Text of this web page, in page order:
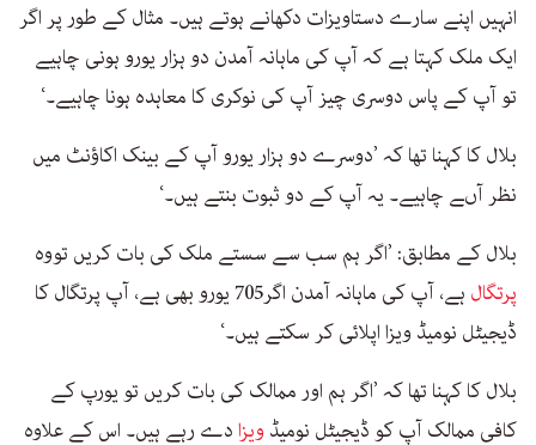
انہیں اپنے سارے دستاویزات دکھانے ہوتے ہیں۔ مثال کے طور پر اگر
ایک ملک کہتا ہے کہ آپ کی ماہانہ آمدن دو ہزار یورو ہونی چاہیے
تو آپ کے پاس دوسری چیز آپ کی نوکری کا معاہدہ ہونا چاہیے۔‘
بلال کا کہنا تھا کہ ’دوسرے دو ہزار یورو آپ کے بینک اکاؤنٹ میں
نظر آںے چاہیے۔ یہ آپ کے دو ثبوت بنتے ہیں۔‘
بلال کے مطابق: ’اگر ہم سب سے سستے ملک کی بات کریں تووہ
پرتگال
ہے، آپ کی ماہانہ آمدن اگر705 یورو بھی ہے، آپ پرتگال کا
ڈیجیٹل نومیڈ ویزا اپلائی کر سکتے ہیں۔‘
بلال کا کہنا تھا کہ ’اگر ہم اور ممالک کی بات کریں تو یورپ کے
کافی ممالک آپ کو ڈیجیٹل نومیڈ ویزادے رہے ہیں۔ اس کے علاوہ